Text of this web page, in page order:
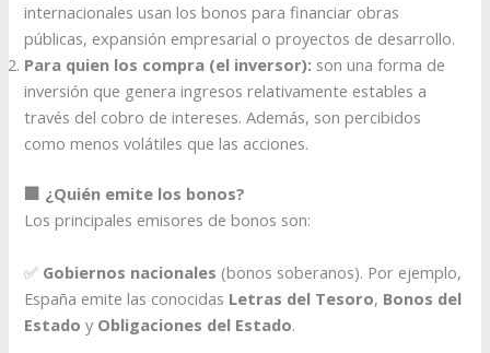
internacionales usan los bonos para financiar obras
públicas, expansión empresarial o proyectos de desarrollo.
Para quien los compra (el inversor): son una forma de
inversión que genera ingresos relativamente estables a
través del cobro de intereses. Además, son percibidos
como menos volátiles que las acciones.
🏢 ¿Quién emite los bonos?
Los principales emisores de bonos son:
✅ Gobiernos nacionales (bonos soberanos). Por ejemplo,
España emite las conocidas Letras del Tesoro, Bonos del
Estado y Obligaciones del Estado.